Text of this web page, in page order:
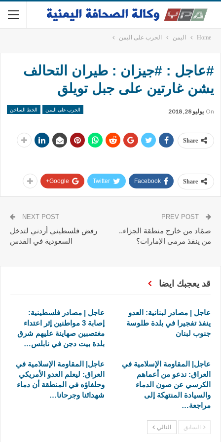
Home اليمن الحرب على اليمن
#عاجل : #جيزان : طيران التحالف
يشن غارتين على جبل تويلق
الحرب على اليمن الخط الساخن On يوليو 28, 2018
Share
Share
Facebook
Twitter
Google+
صمّاد من خارج منطقة الجزاء..
من ينقذ مرمى الإمارات؟
NEXT POST
رفض فلسطيني أردني لتدخل
السعودية في القدس
قد يعجبك ايضا
عاجل | مصادر لبنانية: العدو
ينفذ تفجيرا في بلدة طلوسة
جنوب لبنان
عاجل | مصادر فلسطينية:
إصابة 3 مواطنين إثر اعتداء
مغتصبين صهاينة عليهم شرق
بلدة بيت دجن في نابلس…
عاجل| المقاومة الإسلامية في
العراق: ندعو من أعماهم
الكرسي عن صون الدماء
والسيادة المنتهكة إلى
مراجعة…
عاجل| المقاومة الإسلامية في
العراق: ليعلم العدو الأمريكي
وحلفاؤه في المنطقة أن دماء
شهدائنا وجرحانا…
السابق التالي